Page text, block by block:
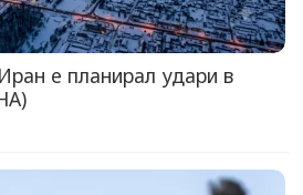
е планирал удари в